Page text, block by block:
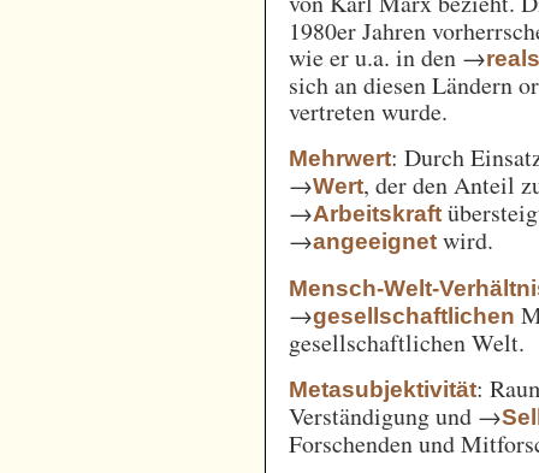
1980er Jahren
wie er u.a. in den →
sich an diesen Ländern
vertreten wurde.
Mehrwert: Durch
→Wert, der den Anteil
→Arbeitskraft
→angeeignet wird.
Mensch-Welt-
→gesellschaftlichen
gesellschaftlichen Welt.
Metasubjektivität:
Verständigung und →
Forschenden und